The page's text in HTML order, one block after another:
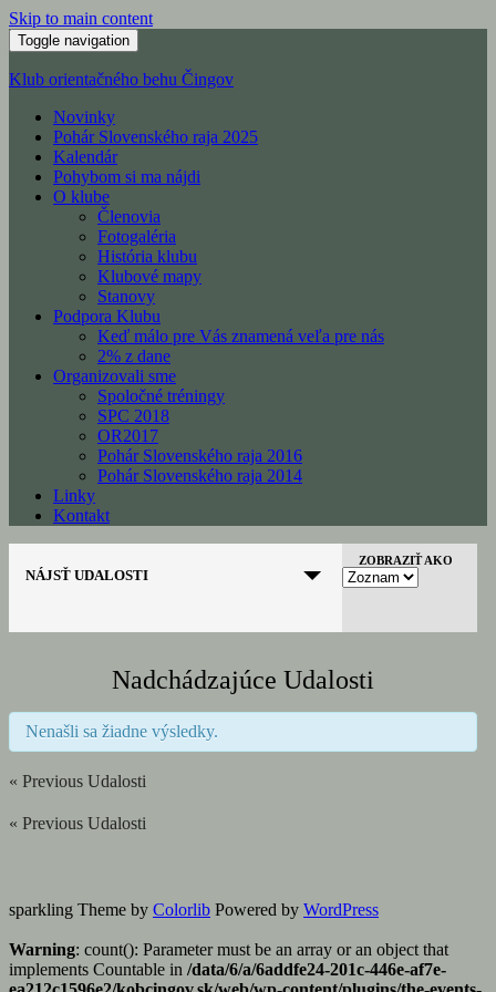
Skip to main content
Toggle navigation
Klub orientačného behu Čingov
Novinky
Pohár Slovenského raja 2025
Kalendár
Pohybom si ma nájdi
O klube
Členovia
Fotogaléria
História klubu
Klubové mapy
Stanovy
Podpora Klubu
Keď málo pre Vás znamená veľa pre nás
2% z dane
Organizovali sme
Spoločné tréningy
SPC 2018
OR2017
Pohár Slovenského raja 2016
Pohár Slovenského raja 2014
Linky
Kontakt
NÁJSŤ UDALOSTI
Navigácia
pre
udalosti
ZOBRAZIŤ AKO
Nadchádzajúce Udalosti
Nenašli sa žiadne výsledky.
List
« Previous Udalosti
« Previous Udalosti
sparkling Theme by Colorlib Powered by WordPress
Warning: count(): Parameter must be an array or an object that
implements Countable in /data/6/a/6addfe24-201c-446e-af7e-